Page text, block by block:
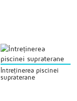
Întreținerea piscinei
supraterane